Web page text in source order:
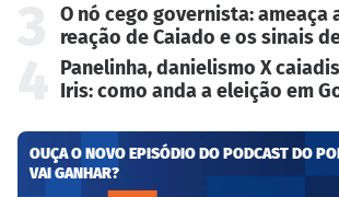
O nó cego governista: ameaça
reação de Caiado e os sinais
Panelinha, danielismo X
Iris: como anda a eleição em
OUÇA O NOVO EPISÓDIO DO PODCAST DO
VAI GANHAR?